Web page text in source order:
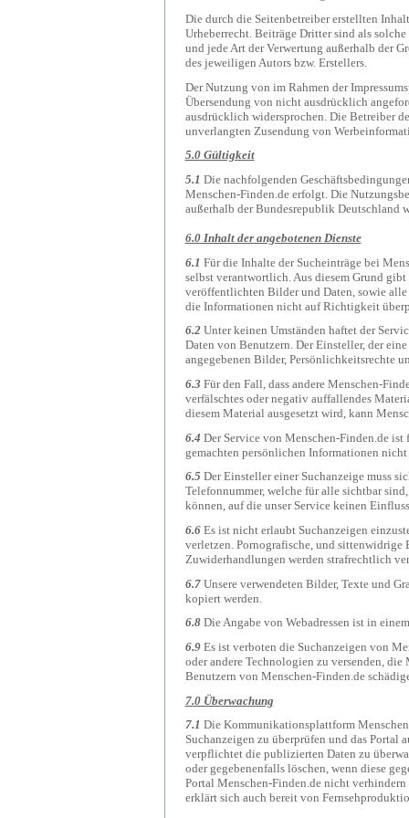
Die durch die Seitenbetreiber erstellten
Urheberrecht. Beiträge Dritter sind als
und jede Art der Verwertung außerhalb der
des jeweiligen Autors bzw. Erstellers.
Der Nutzung von im Rahmen der
Übersendung von nicht ausdrücklich
ausdrücklich widersprochen. Die Betreiber
unverlangten Zusendung von
5.0 Gültigkeit
5.1 Die nachfolgenden
Menschen-Finden.de erfolgt. Die
außerhalb der Bundesrepublik Deutschland
6.0 Inhalt der angebotenen Dienste
6.1 Für die Inhalte der Sucheinträge bei
selbst verantwortlich. Aus diesem Grund
veröffentlichten Bilder und Daten, sowie alle
die Informationen nicht auf Richtigkeit
6.2 Unter keinen Umständen haftet der
Daten von Benutzern. Der Einsteller, der
angegebenen Bilder, Persönlichkeitsrechte
6.3 Für den Fall, dass andere Menschen-
verfälschtes oder negativ auffallendes
diesem Material ausgesetzt wird, kann
6.4 Der Service von Menschen-Finden.de
gemachten persönlichen Informationen
6.5 Der Einsteller einer Suchanzeige muss
Telefonnummer, welche für alle sichtbar
können, auf die unser Service keinen
6.6 Es ist nicht erlaubt Suchanzeigen
verletzen. Pornografische, und sittenwidrige
Zuwiderhandlungen werden strafrechtlich
6.7 Unsere verwendeten Bilder, Texte und
kopiert werden.
6.8Die Angabe von Webadressen ist in
6.9 Es ist verboten die Suchanzeigen von
oder andere Technologien zu versenden,
Benutzern von Menschen-Finden.de
7.0 Überwachung
7.1 Die Kommunikationsplattform
Suchanzeigen zu überprüfen und das
verpflichtet die publizierten Daten zu
oder gegebenenfalls löschen, wenn diese
Portal Menschen-Finden.de nicht
erklärt sich auch bereit von